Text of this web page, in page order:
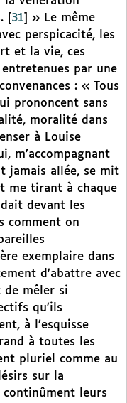
31
» Le même
perspicacité, les
et la vie, ces
par une
: « Tous
prononcent sans
moralité dans
à Louise
m’accompagnant
jamais allée, se mit
me tirant à chaque
devant les
comment on
exemplaire dans
d’abattre avec
de mêler si
qu’ils
à l’esquisse
à toutes les
pluriel comme au
sur la
continûment leurs